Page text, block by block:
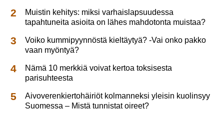
Muistin kehitys: miksi varhaislapsuudessa
tapahtuneita asioita on lähes mahdotonta muistaa?
Voiko kummipyynnöstä kieltäytyä? -Vai onko pakko
vaan myöntyä?
Nämä 10 merkkiä voivat kertoa toksisesta
parisuhteesta
Aivoverenkiertohäiriöt kolmanneksi yleisin kuolinsyy
Suomessa – Mistä tunnistat oireet?